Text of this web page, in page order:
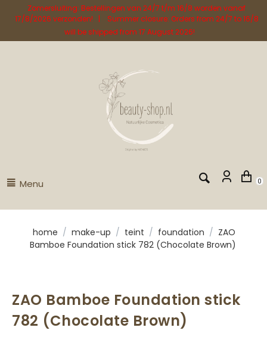
Zomersluiting: Bestellingen van 24/7 t/m 16/8 worden vanaf
17/8/2026 verzonden! | Summer closure: Orders from 24/7 to 16/8
will be shipped from 17 August 2026!
Menu 0
home / make-up / teint / foundation / ZAO
Bamboe Foundation stick 782 (Chocolate Brown)
ZAO Bamboe Foundation stick
782 (Chocolate Brown)